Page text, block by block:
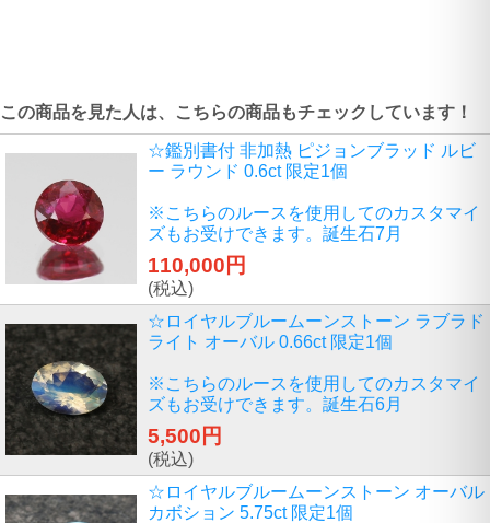
この商品を見た人は、こちらの商品もチェックしています！
☆鑑別書付 非加熱 ピジョンブラッド ルビ
ー ラウンド 0.6ct 限定1個
※こちらのルースを使用してのカスタマイ
ズもお受けできます。誕生石7月
110,000円
(税込)
☆ロイヤルブルームーンストーン ラブラド
ライト オーバル 0.66ct 限定1個
※こちらのルースを使用してのカスタマイ
ズもお受けできます。誕生石6月
5,500円
(税込)
☆ロイヤルブルームーンストーン オーバル
カボション 5.75ct 限定1個